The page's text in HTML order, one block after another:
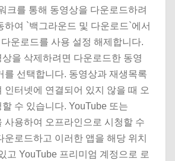
크를 통해 동영상을 다운로드하려
하여 `백그라운드 및 다운로드`에서
운로드를 사용 설정 해제합니다.
을 삭제하려면 다운로드한 동영
를 선택합니다. 동영상과 재생목록
인터넷에 연결되어 있지 않을 때 오
수 있습니다. YouTube 또는
사용하여 오프라인으로 시청할 수
운로드하고 이러한 앱을 해당 위치
고 YouTube 프리미엄 계정으로 로